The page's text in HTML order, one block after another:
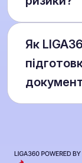
ФОП
санкціями,
ризиками.
списків у
Як
створювати